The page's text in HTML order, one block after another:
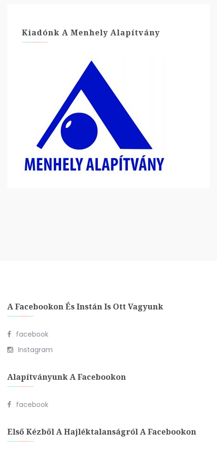
Kiadónk A Menhely Alapítvány
A Facebookon És Instán Is Ott Vagyunk
facebook
Instagram
Alapítványunk A Facebookon
facebook
Első Kézből A Hajléktalanságról A Facebookon